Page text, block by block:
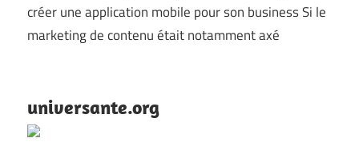
créer une application mobile pour son business Si le
marketing de contenu était notamment axé
universante.org